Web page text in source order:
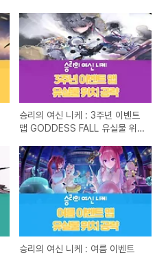
승리의 여신 니케 : 3주년 이벤트
맵 GODDESS FALL 유실물 위
승리의 여신 니케 : 여름 이벤트